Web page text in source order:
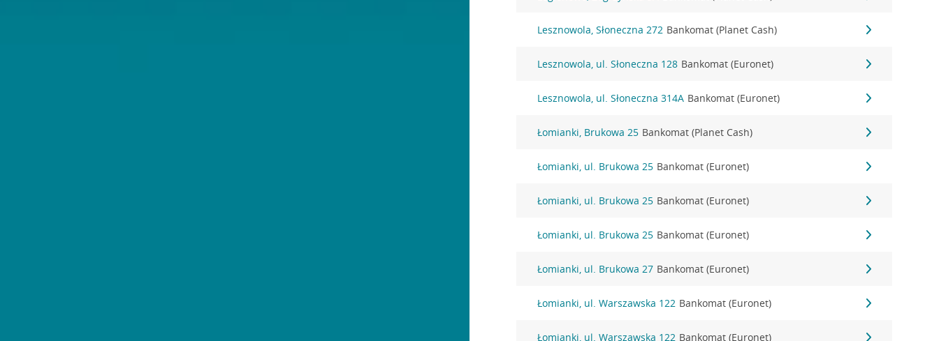
Lesznowola, Słoneczna 272 Bankomat (Planet Cash)
Lesznowola, ul. Słoneczna 128 Bankomat (Euronet)
Lesznowola, ul. Słoneczna 314A Bankomat (Euronet)
Łomianki, Brukowa 25 Bankomat (Planet Cash)
Łomianki, ul. Brukowa 25 Bankomat (Euronet)
Łomianki, ul. Brukowa 25 Bankomat (Euronet)
Łomianki, ul. Brukowa 25 Bankomat (Euronet)
Łomianki, ul. Brukowa 27 Bankomat (Euronet)
Łomianki, ul. Warszawska 122 Bankomat (Euronet)
Łomianki, ul. Warszawska 122 Bankomat (Euronet)